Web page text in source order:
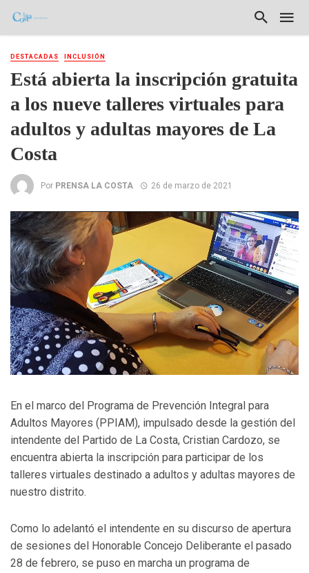
DESTACADAS INCLUSIÓN
Está abierta la inscripción gratuita
a los nueve talleres virtuales para
adultos y adultas mayores de La
Costa
Por PRENSA LA COSTA 26 de marzo de 2021
En el marco del Programa de Prevención Integral para
Adultos Mayores (PPIAM), impulsado desde la gestión del
intendente del Partido de La Costa, Cristian Cardozo, se
encuentra abierta la inscripción para participar de los
talleres virtuales destinado a adultos y adultas mayores de
nuestro distrito.
Como lo adelantó el intendente en su discurso de apertura
de sesiones del Honorable Concejo Deliberante el pasado
28 de febrero, se puso en marcha un programa de